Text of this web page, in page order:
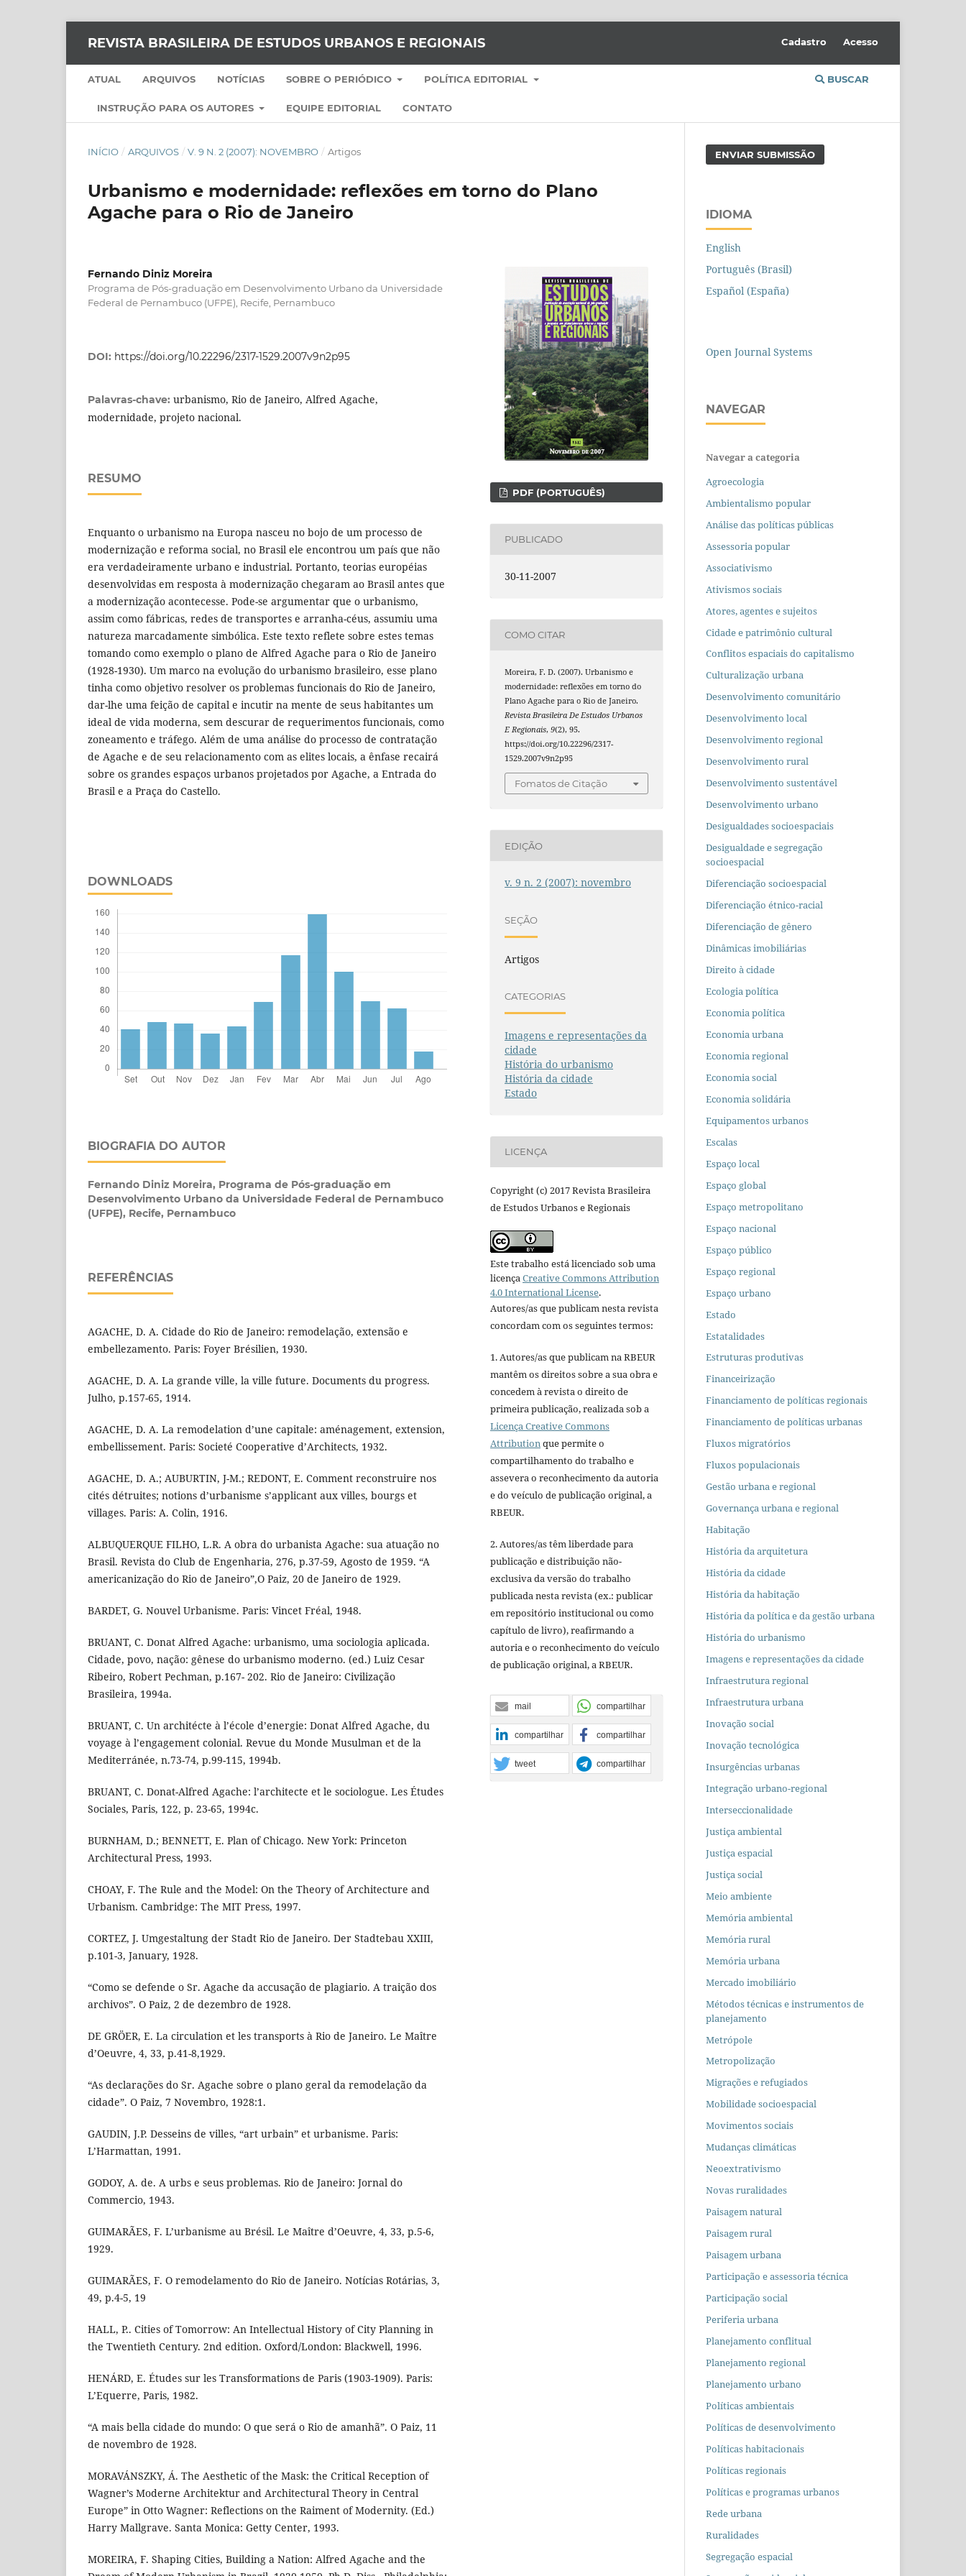
REVISTA BRASILEIRA DE ESTUDOS URBANOS E REGIONAIS
ATUAL ARQUIVOS NOTÍCIAS SOBRE O PERIÓDICO POLÍTICA EDITORIAL
INSTRUÇÃO PARA OS AUTORES EQUIPE EDITORIAL CONTATO
BUSCAR
Cadastro Acesso
INÍCIO / ARQUIVOS / V. 9 N. 2 (2007): NOVEMBRO / Artigos
Urbanismo e modernidade: reflexões em torno do Plano
Agache para o Rio de Janeiro
Fernando Diniz Moreira
Programa de Pós-graduação em Desenvolvimento Urbano da Universidade
Federal de Pernambuco (UFPE), Recife, Pernambuco
DOI: https://doi.org/10.22296/2317-1529.2007v9n2p95
Palavras-chave: urbanismo, Rio de Janeiro, Alfred Agache,
modernidade, projeto nacional.
RESUMO
Enquanto o urbanismo na Europa nasceu no bojo de um processo de
modernização e reforma social, no Brasil ele encontrou um país que não
era verdadeiramente urbano e industrial. Portanto, teorias européias
desenvolvidas em resposta à modernização chegaram ao Brasil antes que
a modernização acontecesse. Pode-se argumentar que o urbanismo,
assim como fábricas, redes de transportes e arranha-céus, assumiu uma
natureza marcadamente simbólica. Este texto reflete sobre estes temas
tomando como exemplo o plano de Alfred Agache para o Rio de Janeiro
(1928-1930). Um marco na evolução do urbanismo brasileiro, esse plano
tinha como objetivo resolver os problemas funcionais do Rio de Janeiro,
dar-lhe uma feição de capital e incutir na mente de seus habitantes um
ideal de vida moderna, sem descurar de requerimentos funcionais, como
zoneamento e tráfego. Além de uma análise do processo de contratação
de Agache e de seu relacionamento com as elites locais, a ênfase recairá
sobre os grandes espaços urbanos projetados por Agache, a Entrada do
Brasil e a Praça do Castello.
DOWNLOADS
BIOGRAFIA DO AUTOR
Fernando Diniz Moreira, Programa de Pós-graduação em
Desenvolvimento Urbano da Universidade Federal de Pernambuco
(UFPE), Recife, Pernambuco
REFERÊNCIAS
AGACHE, D. A. Cidade do Rio de Janeiro: remodelação, extensão e
embellezamento. Paris: Foyer Brésilien, 1930.
AGACHE, D. A. La grande ville, la ville future. Documents du progress.
Julho, p.157-65, 1914.
AGACHE, D. A. La remodelation d’une capitale: aménagement, extension,
embellissement. Paris: Societé Cooperative d’Architects, 1932.
AGACHE, D. A.; AUBURTIN, J-M.; REDONT, E. Comment reconstruire nos
cités détruites; notions d’urbanisme s’applicant aux villes, bourgs et
villages. Paris: A. Colin, 1916.
ALBUQUERQUE FILHO, L.R. A obra do urbanista Agache: sua atuação no
Brasil. Revista do Club de Engenharia, 276, p.37-59, Agosto de 1959. “A
americanização do Rio de Janeiro”,O Paiz, 20 de Janeiro de 1929.
BARDET, G. Nouvel Urbanisme. Paris: Vincet Fréal, 1948.
BRUANT, C. Donat Alfred Agache: urbanismo, uma sociologia aplicada.
Cidade, povo, nação: gênese do urbanismo moderno. (ed.) Luiz Cesar
Ribeiro, Robert Pechman, p.167- 202. Rio de Janeiro: Civilização
Brasileira, 1994a.
BRUANT, C. Un architécte à l’école d’energie: Donat Alfred Agache, du
voyage à l’engagement colonial. Revue du Monde Musulman et de la
Mediterránée, n.73-74, p.99-115, 1994b.
BRUANT, C. Donat-Alfred Agache: l’architecte et le sociologue. Les Études
Sociales, Paris, 122, p. 23-65, 1994c.
BURNHAM, D.; BENNETT, E. Plan of Chicago. New York: Princeton
Architectural Press, 1993.
CHOAY, F. The Rule and the Model: On the Theory of Architecture and
Urbanism. Cambridge: The MIT Press, 1997.
CORTEZ, J. Umgestaltung der Stadt Rio de Janeiro. Der Stadtebau XXIII,
p.101-3, January, 1928.
“Como se defende o Sr. Agache da accusação de plagiario. A traição dos
archivos”. O Paiz, 2 de dezembro de 1928.
DE GRÖER, E. La circulation et les transports à Rio de Janeiro. Le Maître
d’Oeuvre, 4, 33, p.41-8,1929.
“As declarações do Sr. Agache sobre o plano geral da remodelação da
cidade”. O Paiz, 7 Novembro, 1928:1.
GAUDIN, J.P. Desseins de villes, “art urbain” et urbanisme. Paris:
L’Harmattan, 1991.
GODOY, A. de. A urbs e seus problemas. Rio de Janeiro: Jornal do
Commercio, 1943.
GUIMARÃES, F. L’urbanisme au Brésil. Le Maître d’Oeuvre, 4, 33, p.5-6,
1929.
GUIMARÃES, F. O remodelamento do Rio de Janeiro. Notícias Rotárias, 3,
49, p.4-5, 19
HALL, P.. Cities of Tomorrow: An Intellectual History of City Planning in
the Twentieth Century. 2nd edition. Oxford/London: Blackwell, 1996.
HENÁRD, E. Études sur les Transformations de Paris (1903-1909). Paris:
L’Equerre, Paris, 1982.
“A mais bella cidade do mundo: O que será o Rio de amanhã”. O Paiz, 11
de novembro de 1928.
MORAVÁNSZKY, Á. The Aesthetic of the Mask: the Critical Reception of
Wagner’s Moderne Architektur and Architectural Theory in Central
Europe” in Otto Wagner: Reflections on the Raiment of Modernity. (Ed.)
Harry Mallgrave. Santa Monica: Getty Center, 1993.
MOREIRA, F. Shaping Cities, Building a Nation: Alfred Agache and the
PDF (PORTUGUÊS)
PUBLICADO
30-11-2007
COMO CITAR
Moreira, F. D. (2007). Urbanismo e
modernidade: reflexões em torno do
Plano Agache para o Rio de Janeiro.
Revista Brasileira De Estudos Urbanos
E Regionais,9(2), 95.
https://doi.org/10.22296/2317-
1529.2007v9n2p95
Fomatos de Citação
EDIÇÃO
v. 9 n. 2 (2007): novembro
SEÇÃO
Artigos
CATEGORIAS
Imagens e representações da
cidade
História do urbanismo
História da cidade
Estado
LICENÇA
Copyright (c) 2017 Revista Brasileira
de Estudos Urbanos e Regionais
Este trabalho está licenciado sob uma
licença Creative Commons Attribution
4.0 International License.
Autores/as que publicam nesta revista
concordam com os seguintes termos:
1. Autores/as que publicam na RBEUR
mantêm os direitos sobre a sua obra e
concedem à revista o direito de
primeira publicação, realizada sob a
Licença Creative Commons
Attributionque permite o
compartilhamento do trabalho e
assevera o reconhecimento da autoria
e do veículo de publicação original, a
RBEUR.
2. Autores/as têm liberdade para
publicação e distribuição não-
exclusiva da versão do trabalho
publicada nesta revista (ex.: publicar
em repositório institucional ou como
capítulo de livro), reafirmando a
autoria e o reconhecimento do veículo
de publicação original, a RBEUR.
mail compartilhar
compartilhar compartilhar
tweet compartilhar
ENVIAR SUBMISSÃO
IDIOMA
English
Português (Brasil)
Español (España)
Open Journal Systems
NAVEGAR
Navegar a categoria
Agroecologia
Ambientalismo popular
Análise das políticas públicas
Assessoria popular
Associativismo
Ativismos sociais
Atores, agentes e sujeitos
Cidade e patrimônio cultural
Conflitos espaciais do capitalismo
Culturalização urbana
Desenvolvimento comunitário
Desenvolvimento local
Desenvolvimento regional
Desenvolvimento rural
Desenvolvimento sustentável
Desenvolvimento urbano
Desigualdades socioespaciais
Desigualdade e segregação
socioespacial
Diferenciação socioespacial
Diferenciação étnico-racial
Diferenciação de gênero
Dinâmicas imobiliárias
Direito à cidade
Ecologia política
Economia política
Economia urbana
Economia regional
Economia social
Economia solidária
Equipamentos urbanos
Escalas
Espaço local
Espaço global
Espaço metropolitano
Espaço nacional
Espaço público
Espaço regional
Espaço urbano
Estado
Estatalidades
Estruturas produtivas
Financeirização
Financiamento de políticas regionais
Financiamento de políticas urbanas
Fluxos migratórios
Fluxos populacionais
Gestão urbana e regional
Governança urbana e regional
Habitação
História da arquitetura
História da cidade
História da habitação
História da política e da gestão urbana
História do urbanismo
Imagens e representações da cidade
Infraestrutura regional
Infraestrutura urbana
Inovação social
Inovação tecnológica
Insurgências urbanas
Integração urbano-regional
Interseccionalidade
Justiça ambiental
Justiça espacial
Justiça social
Meio ambiente
Memória ambiental
Memória rural
Memória urbana
Mercado imobiliário
Métodos técnicas e instrumentos de
planejamento
Metrópole
Metropolização
Migrações e refugiados
Mobilidade socioespacial
Movimentos sociais
Mudanças climáticas
Neoextrativismo
Novas ruralidades
Paisagem natural
Paisagem rural
Paisagem urbana
Participação e assessoria técnica
Participação social
Periferia urbana
Planejamento conflitual
Planejamento regional
Planejamento urbano
Políticas ambientais
Políticas de desenvolvimento
Políticas habitacionais
Políticas regionais
Políticas e programas urbanos
Rede urbana
Ruralidades
Segregação espacial